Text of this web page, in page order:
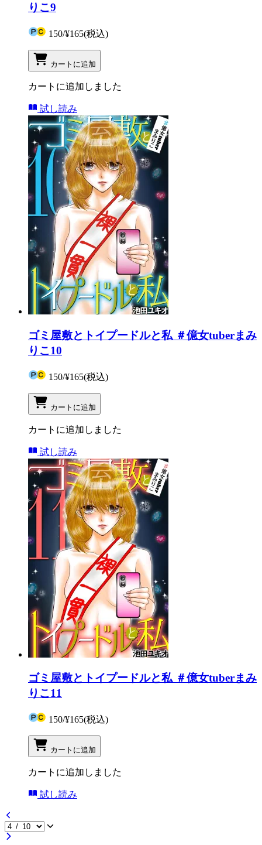
りこ9
150/¥165(税込)
カートに追加
カートに追加しました
試し読み
ゴミ屋敷とトイプードルと私 ＃億女tuberまみ
りこ10
150/¥165(税込)
カートに追加
カートに追加しました
試し読み
ゴミ屋敷とトイプードルと私 ＃億女tuberまみ
りこ11
150/¥165(税込)
カートに追加
カートに追加しました
試し読み